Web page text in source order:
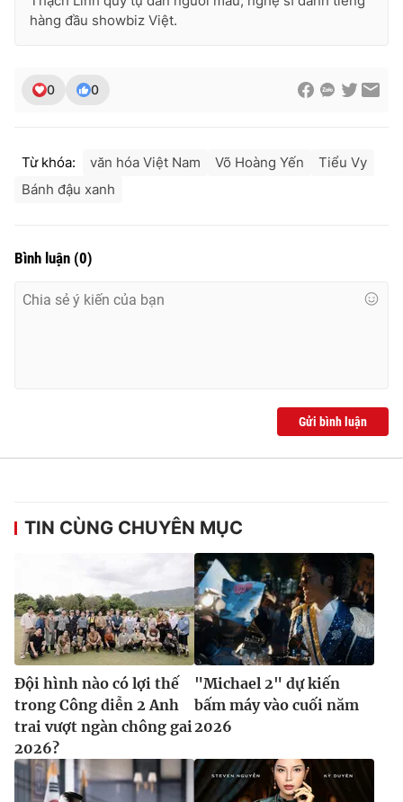
hàng đầu showbiz Việt.
0 0
Từ khóa: văn hóa Việt Nam Võ Hoàng Yến
Tiểu Vy
Bánh đậu xanh
Bình luận (0)
Gửi bình luận
TIN CÙNG CHUYÊN MỤC
Đội hình nào có lợi thế
trong Công diễn 2 Anh
trai vượt ngàn chông gai
2026?
"Michael 2" dự kiến
bấm máy vào cuối năm
2026